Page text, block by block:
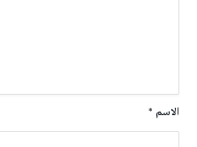
الاسم *